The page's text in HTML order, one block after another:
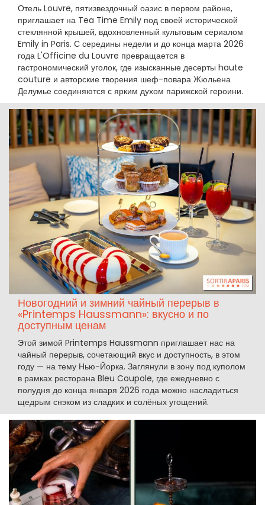
Отель Louvre, пятизвездочный оазис в первом районе,
приглашает на Tea Time Emily под своей исторической
стеклянной крышей, вдохновленный культовым сериалом
Emily in Paris. С середины недели и до конца марта 2026
года L'Officine du Louvre превращается в
гастрономический уголок, где изысканные десерты haute
couture и авторские творения шеф-повара Жюльена
Делумье соединяются с ярким духом парижской героини.
Новогодний и зимний чайный перерыв в
«Printemps Haussmann»: вкусно и по
доступным ценам
Этой зимой Printemps Haussmann приглашает нас на
чайный перерыв, сочетающий вкус и доступность, в этом
году — на тему Нью-Йорка. Заглянули в зону под куполом
в рамках ресторана Bleu Coupole, где ежедневно с
полудня до конца января 2026 года можно насладиться
щедрым снэком из сладких и солёных угощений.